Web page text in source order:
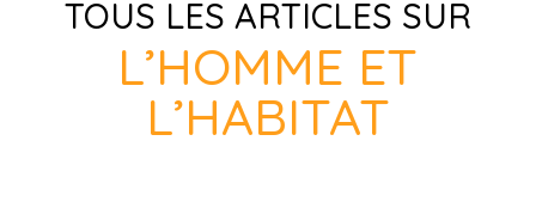
TOUS LES ARTICLES SUR
L’HOMME ET
L’HABITAT